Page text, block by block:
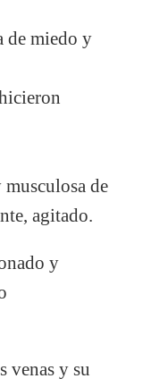
de miedo y
de
agitado.
y
venas y su